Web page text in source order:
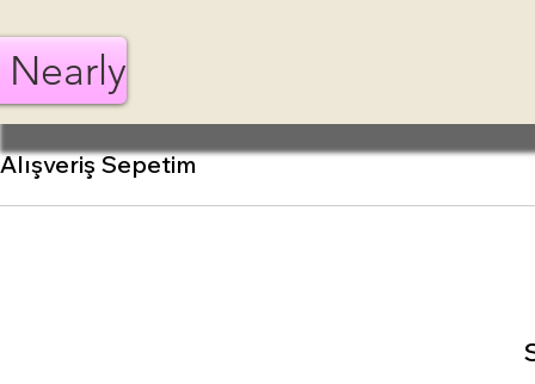
Nearly
Alışveriş Sepetim